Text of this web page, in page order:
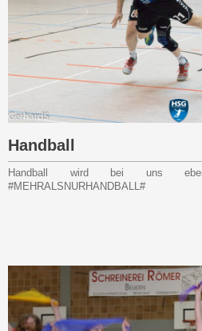
Handball
Handball wird bei uns
#MEHRALSNURHANDBALL#